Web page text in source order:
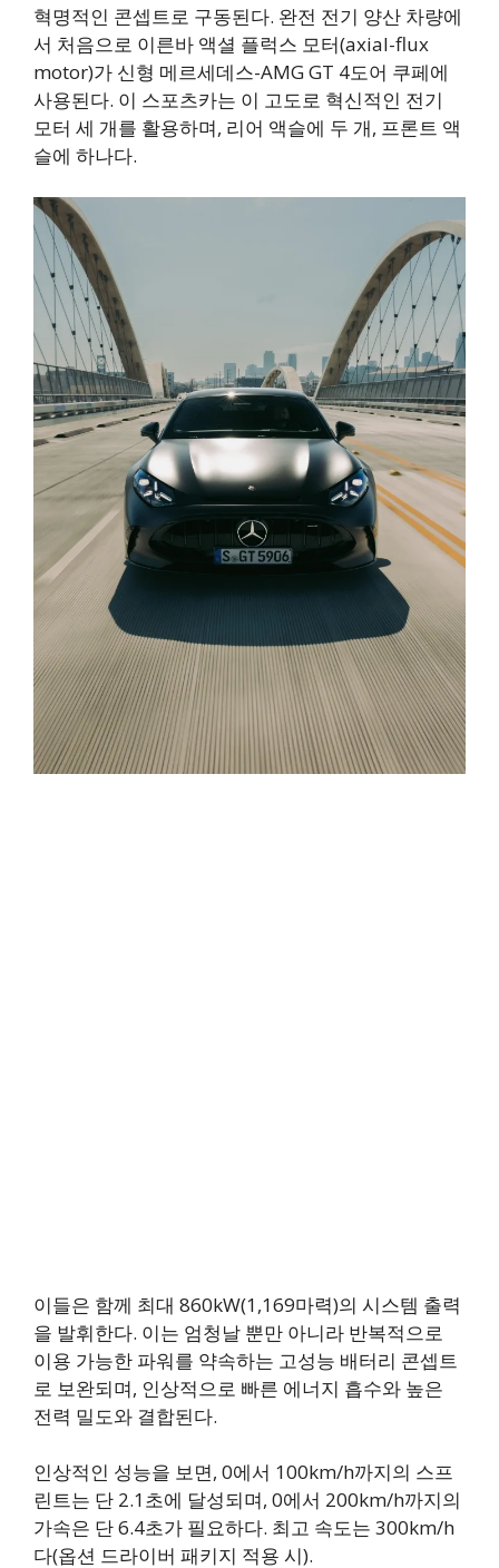
혁명적인 콘셉트로 구동된다. 완전 전기 양산 차량에
서 처음으로 이른바 액셜 플럭스 모터(axial-flux
motor)가 신형 메르세데스-AMG GT 4도어 쿠페에
사용된다. 이 스포츠카는 이 고도로 혁신적인 전기
모터 세 개를 활용하며, 리어 액슬에 두 개, 프론트 액
슬에 하나다.
이들은 함께 최대 860kW(1,169마력)의 시스템 출력
을 발휘한다. 이는 엄청날 뿐만 아니라 반복적으로
이용 가능한 파워를 약속하는 고성능 배터리 콘셉트
로 보완되며, 인상적으로 빠른 에너지 흡수와 높은
전력 밀도와 결합된다.
인상적인 성능을 보면, 0에서 100km/h까지의 스프
린트는 단 2.1초에 달성되며, 0에서 200km/h까지의
가속은 단 6.4초가 필요하다. 최고 속도는 300km/h
다(옵션 드라이버 패키지 적용 시).